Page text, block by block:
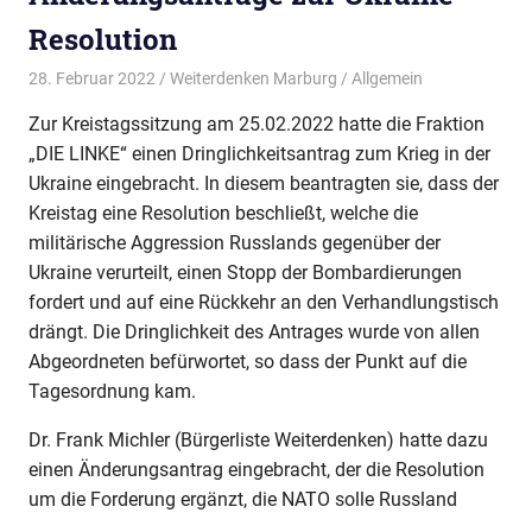
Resolution
28. Februar 2022 Weiterdenken Marburg Allgemein
Zur Kreistagssitzung am 25.02.2022 hatte die Fraktion
„DIE LINKE“ einen Dringlichkeitsantrag zum Krieg in der
Ukraine eingebracht. In diesem beantragten sie, dass der
Kreistag eine Resolution beschließt, welche die
militärische Aggression Russlands gegenüber der
Ukraine verurteilt, einen Stopp der Bombardierungen
fordert und auf eine Rückkehr an den Verhandlungstisch
drängt. Die Dringlichkeit des Antrages wurde von allen
Abgeordneten befürwortet, so dass der Punkt auf die
Tagesordnung kam.
Dr. Frank Michler (Bürgerliste Weiterdenken) hatte dazu
einen Änderungsantrag eingebracht, der die Resolution
um die Forderung ergänzt, die NATO solle Russland